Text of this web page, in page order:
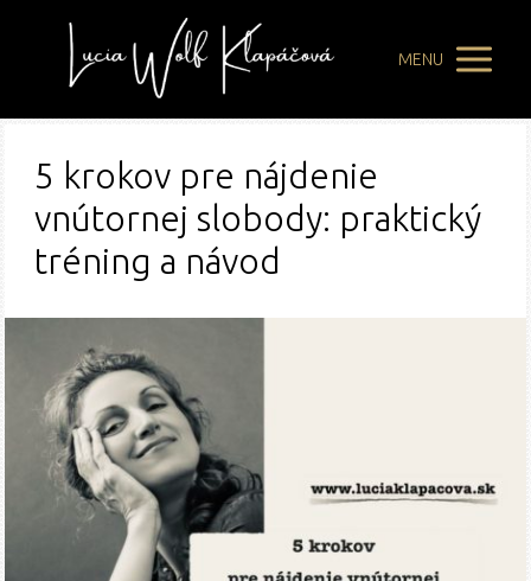
MENU
5 krokov pre nájdenie
vnútornej slobody: praktický
tréning a návod